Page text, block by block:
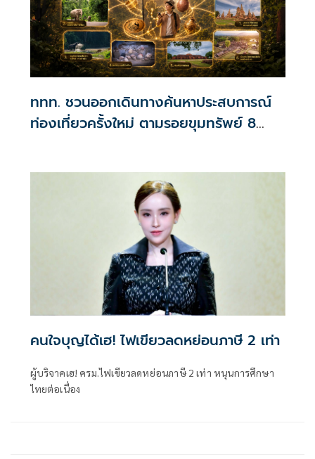
ททท. ชวนออกเดินทางค้นหาประสบการณ์
ท่องเที่ยวครั้งใหม่ ตามรอยขุมทรัพย์ 8
คนใจบุญได้เฮ! ไฟเขียวลดหย่อนภาษี 2 เท่า
ผู้บริจาคเฮ! ครม.ไฟเขียวลดหย่อนภาษี 2 เท่า หนุนการศึกษา
ไทยต่อเนื่อง